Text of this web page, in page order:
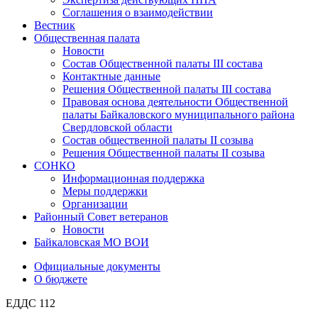
Соглашения о взаимодействии
Вестник
Общественная палата
Новости
Состав Общественной палаты III состава
Контактные данные
Решения Общественной палаты III состава
Правовая основа деятельности Общественной
палаты Байкаловского муниципального района
Свердловской области
Состав общественной палаты II созыва
Решения Общественной палаты II созыва
СОНКО
Информационная поддержка
Меры поддержки
Организации
Районный Совет ветеранов
Новости
Байкаловская МО ВОИ
Официальные документы
О бюджете
ЕДДС 112